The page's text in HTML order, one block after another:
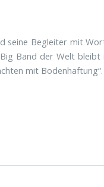
seine Begleiter mit
Band der Welt
mit